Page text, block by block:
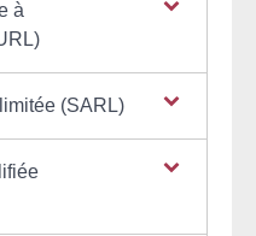
à
(SARL)